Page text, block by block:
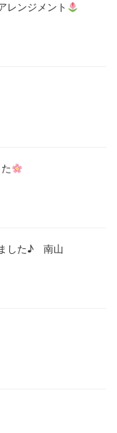
レンジメント
した♪ 南山